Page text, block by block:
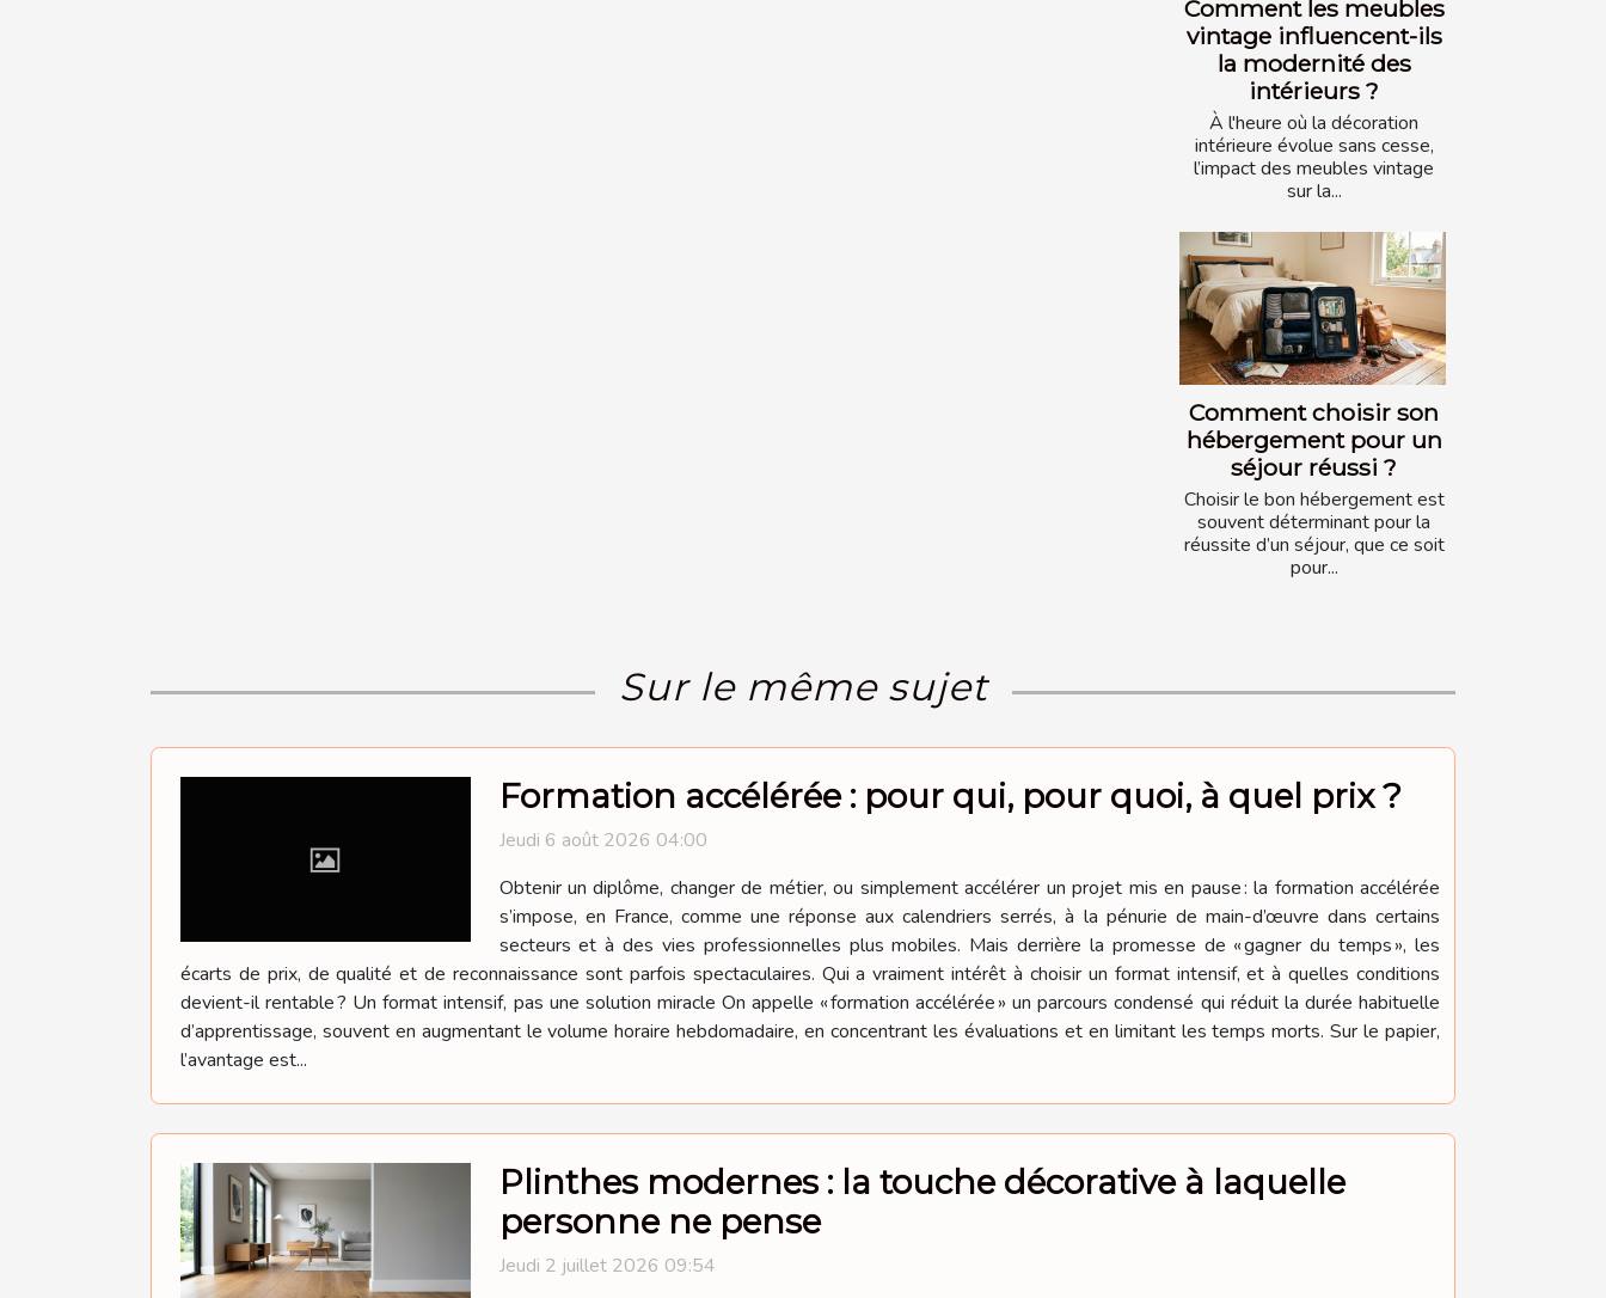
Comment les meubles
vintage influencent-ils
la modernité des
intérieurs ?
À l'heure où la décoration
intérieure évolue sans cesse,
l’impact des meubles vintage
sur la...
Comment choisir son
hébergement pour un
séjour réussi ?
Choisir le bon hébergement est
souvent déterminant pour la
réussite d’un séjour, que ce soit
pour...
Sur le même sujet
Formation accélérée : pour qui, pour quoi, à quel prix ?
Jeudi 6 août 2026 04:00
Obtenir un diplôme, changer de métier, ou simplement accélérer un projet mis en pause : la formation accélérée
s’impose, en France, comme une réponse aux calendriers serrés, à la pénurie de main-d’œuvre dans certains
secteurs et à des vies professionnelles plus mobiles. Mais derrière la promesse de « gagner du temps », les
écarts de prix, de qualité et de reconnaissance sont parfois spectaculaires. Qui a vraiment intérêt à choisir un format intensif, et à quelles conditions
devient-il rentable ? Un format intensif, pas une solution miracle On appelle « formation accélérée » un parcours condensé qui réduit la durée habituelle
d’apprentissage, souvent en augmentant le volume horaire hebdomadaire, en concentrant les évaluations et en limitant les temps morts. Sur le papier,
l’avantage est...
Plinthes modernes : la touche décorative à laquelle
personne ne pense
Jeudi 2 juillet 2026 09:54